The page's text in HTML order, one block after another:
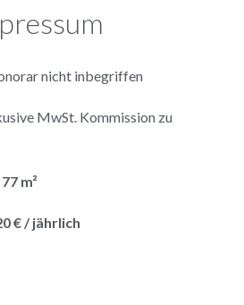
nicht inbegriffen
MwSt. Kommission zu
77 m²
€ / jährlich